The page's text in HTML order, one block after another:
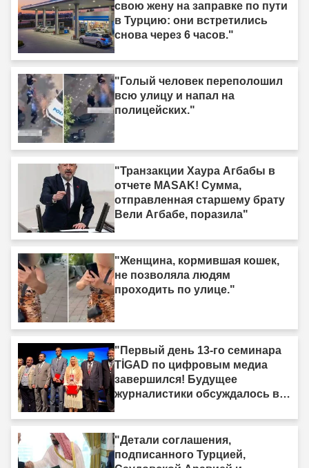
свою жену на заправке по пути
в Турцию: они встретились
снова через 6 часов."
"Голый человек переполошил
всю улицу и напал на
полицейских."
"Транзакции Хаура Агбабы в
отчете MASAK! Сумма,
отправленная старшему брату
Вели Агбабе, поразила"
"Женщина, кормившая кошек,
не позволяла людям
проходить по улице."
"Первый день 13-го семинара
TİGAD по цифровым медиа
завершился! Будущее
журналистики обсуждалось в
"Детали соглашения,
подписанного Турцией,